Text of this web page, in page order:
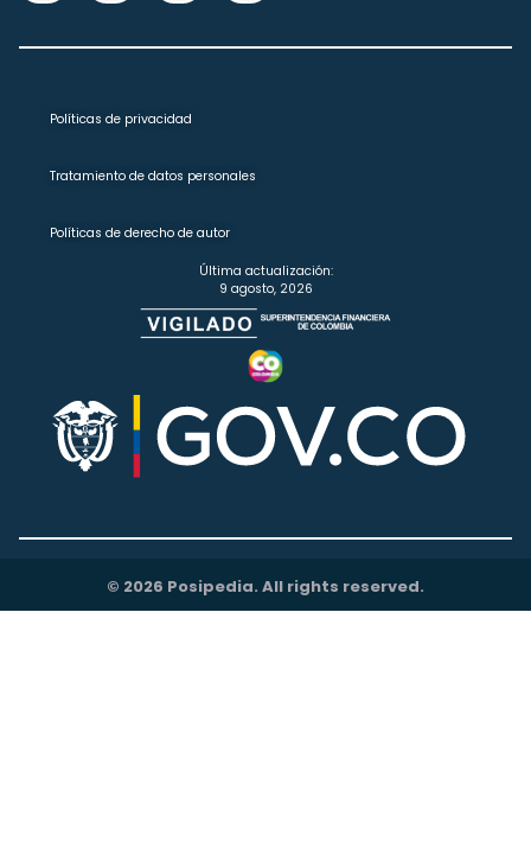
Políticas de privacidad
Tratamiento de datos personales
Políticas de derecho de autor
Última actualización:
9 agosto, 2026
© 2026 Posipedia. All rights reserved.